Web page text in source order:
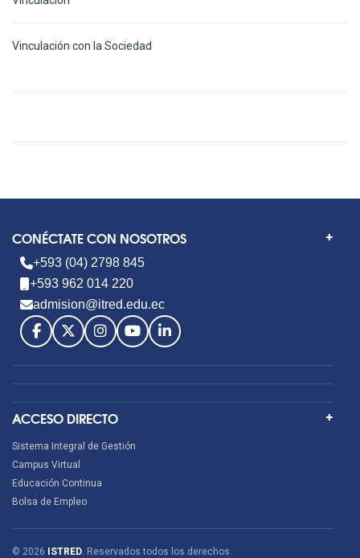
Vinculación con la Sociedad
CONÉCTATE CON NOSOTROS
+593 (04) 2798 845
+593 962 014 220
admision@itred.edu.ec
ACCESO DIRECTO
Sistema Integral de Gestión
Campus Virtual
Educación Continua
Bolsa de Empleo
© 2026 ISTRED . Reservados todos los derechos